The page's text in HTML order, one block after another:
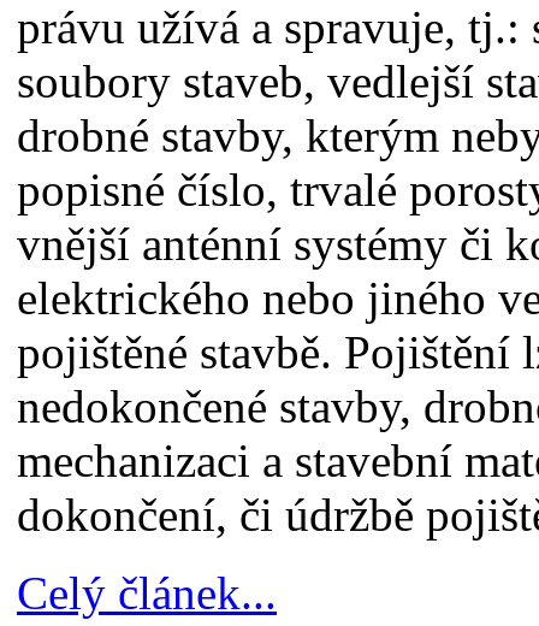
právu užívá a spravuje, tj.:
soubory staveb, vedlejší
drobné stavby, kterým
popisné číslo, trvalé
vnější anténní systémy či
elektrického nebo jiného
pojištěné stavbě. Pojištění
nedokončené stavby,
mechanizaci a stavební
dokončení, či údržbě
Celý článek...